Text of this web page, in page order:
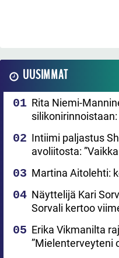
UUSIMMAT
Rita Niemi-
Intiimi paljastus
avoliitosta:
Martina Aitolehti:
Näyttelijä Kari
Sorvali kertoo
Erika Vikmanilta
”Mielenterveyteni